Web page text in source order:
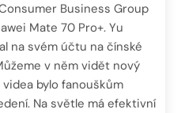
Business Group
Mate 70 Pro+. Yu
na svém účtu na čínské
v něm vidět nový
bylo fanouškům
Na světle má efektivní